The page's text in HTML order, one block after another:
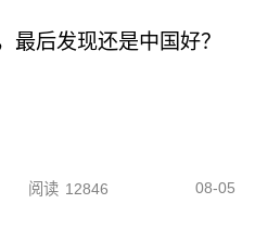
最后发现还是中国好？
阅读 12846 08-05